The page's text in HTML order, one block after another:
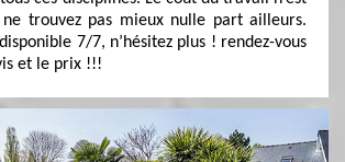
ne trouvez pas mieux nulle part ailleurs.
7/7, n’hésitez plus ! rendez-vous
et le prix !!!